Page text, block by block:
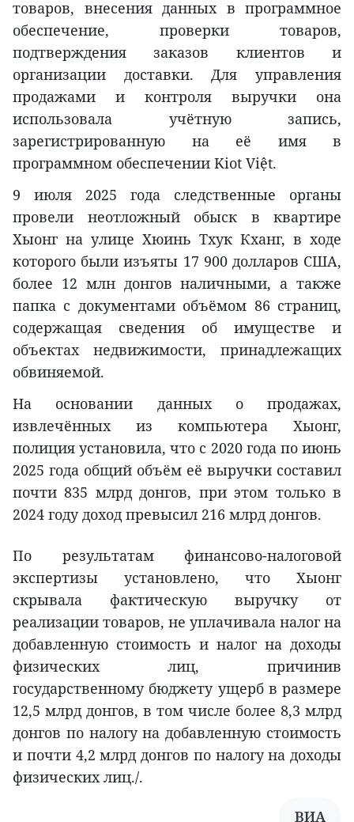
товаров, внесения данных в программное
обеспечение, проверки товаров,
подтверждения заказов клиентов и
организации доставки. Для управления
продажами и контроля выручки она
использовала учётную запись,
зарегистрированную на её имя в
программном обеспечении Kiot Việt.
9 июля 2025 года следственные органы
провели неотложный обыск в квартире
Хыонг на улице Хюинь Тхук Кханг, в ходе
которого были изъяты 17 900 долларов США,
более 12 млн донгов наличными, а также
папка с документами объёмом 86 страниц,
содержащая сведения об имуществе и
объектах недвижимости, принадлежащих
обвиняемой.
На основании данных о продажах,
извлечённых из компьютера Хыонг,
полиция установила, что с 2020 года по июнь
2025 года общий объём её выручки составил
почти 835 млрд донгов, при этом только в
2024 году доход превысил 216 млрд донгов.
По результатам финансово-налоговой
экспертизы установлено, что Хыонг
скрывала фактическую выручку от
реализации товаров, не уплачивала налог на
добавленную стоимость и налог на доходы
физических лиц, причинив
государственному бюджету ущерб в размере
12,5 млрд донгов, в том числе более 8,3 млрд
донгов по налогу на добавленную стоимость
и почти 4,2 млрд донгов по налогу на доходы
физических лиц./.
ВИA